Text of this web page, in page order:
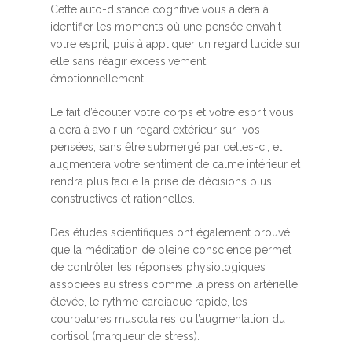
Cette auto-distance cognitive vous aidera à
identifier les moments où une pensée envahit
votre esprit, puis à appliquer un regard lucide sur
elle sans réagir excessivement
émotionnellement.
Le fait d’écouter votre corps et votre esprit vous
aidera à avoir un regard extérieur sur vos
pensées, sans être submergé par celles-ci, et
augmentera votre sentiment de calme intérieur et
rendra plus facile la prise de décisions plus
constructives et rationnelles.
Des études scientifiques ont également prouvé
que la méditation de pleine conscience permet
de contrôler les réponses physiologiques
associées au stress comme la pression artérielle
élevée, le rythme cardiaque rapide, les
courbatures musculaires ou l’augmentation du
cortisol (marqueur de stress).